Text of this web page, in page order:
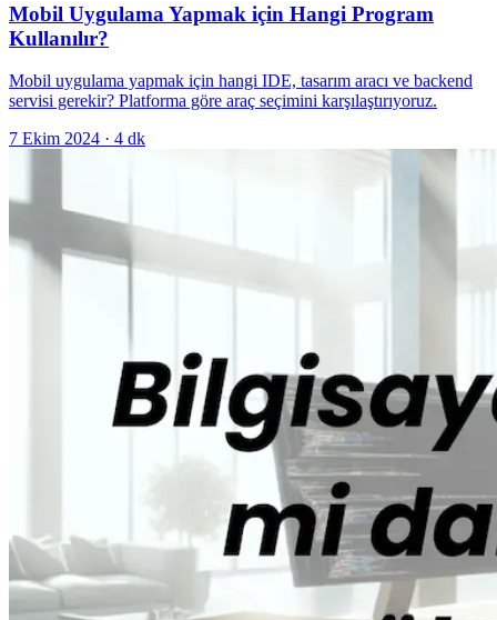
Mobil Uygulama Yapmak için Hangi Program
Kullanılır?
Mobil uygulama yapmak için hangi IDE, tasarım aracı ve backend
servisi gerekir? Platforma göre araç seçimini karşılaştırıyoruz.
7 Ekim 2024 · 4 dk